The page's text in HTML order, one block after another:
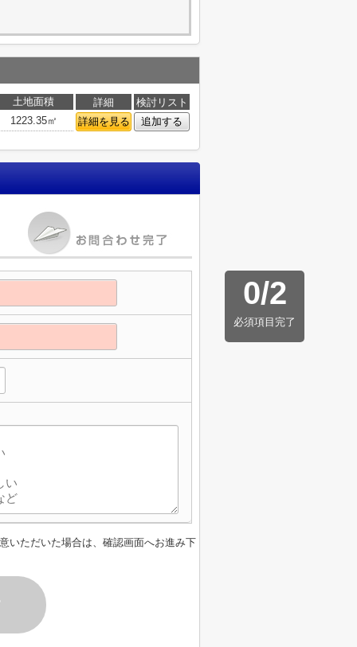
土地面積 詳細
検討リスト
1223.35㎡
詳細を見る 追加する
0/2
必須項目完了
いただいた場合は、確認画面へお進み下